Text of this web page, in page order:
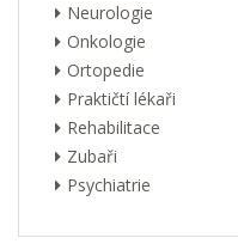
Neurologie
Onkologie
Ortopedie
Praktičtí lékaři
Rehabilitace
Zubaři
Psychiatrie